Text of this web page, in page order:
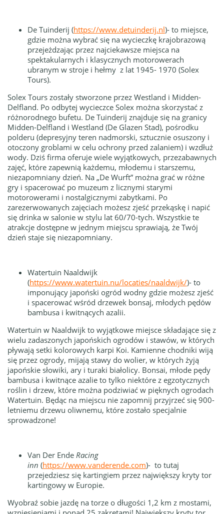
De Tuinderij (https://www.detuinderij.nl)- to miejsce,
gdzie można wybrać się na wycieczkę krajobrazową
przejeżdzając przez najciekawsze miejsca na
spektakularnych i klasycznych motorowerach
ubranym w stroje i hełmy z lat 1945- 1970 (Solex
Tours).
Solex Tours zostały stworzone przez Westland i Midden-
Delfland. Po odbytej wycieczce Solex można skorzystać z
różnorodnego bufetu. De Tuinderij znajduje się na granicy
Midden-Delfland i Westland (De Glazen Stad), pośrodku
polderu (depresyjny teren nadmorski, sztucznie osuszony i
otoczony groblami w celu ochrony przed zalaniem) i wzdłuż
wody. Dziś firma oferuje wiele wyjątkowych, przezabawnych
zajęć, które zapewnią każdemu, młodemu i starszemu,
niezapomniany dzień. Na „De Wurft” można grać w różne
gry i spacerować po muzeum z licznymi starymi
motorowerami i nostalgicznymi zabytkami. Po
zarezerwowanych zajęciach możesz zjeść przekąskę i napić
się drinka w salonie w stylu lat 60/70-tych. Wszystkie te
atrakcje dostępne w jednym miejscu sprawiają, że Twój
dzień staje się niezapomniany.
Watertuin Naaldwijk
(https://www.watertuin.nu/locaties/naaldwijk/)- to
imponujący japoński ogród wodny gdzie możesz zjeść
i spacerować wśród drzewek bonsaj, młodych pędów
bambusa i kwitnących azalii.
Watertuin w Naaldwijk to wyjątkowe miejsce składające się z
wielu zadaszonych japońskich ogrodów i stawów, w których
pływają setki kolorowych karpi Koi. Kamienne chodniki wiją
się przez ogrody, mijają stawy do wolier, w których żyją
japońskie słowiki, ary i turaki białolicy. Bonsai, młode pędy
bambusa i kwitnące azalie to tylko niektóre z egzotycznych
roślin i drzew, które można podziwiać w pięknych ogrodach
Watertuin. Będąc na miejscu nie zapomnij przyjrzeć się 900-
letniemu drzewu oliwnemu, które zostało specjalnie
sprowadzone!
Van Der Ende Racing
inn (https://www.vanderende.com)- to tutaj
przejedziesz się kartingiem przez największy kryty tor
kartingowy w Europie.
Wyobraź sobie jazdę na torze o długości 1,2 km z mostami,